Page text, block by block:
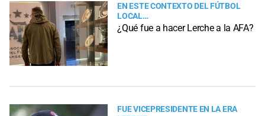
EN ESTE CONTEXTO DEL FÚTBOL
LOCAL…
¿Qué fue a hacer Lerche a la AFA?
FUE VICEPRESIDENTE EN LA ERA